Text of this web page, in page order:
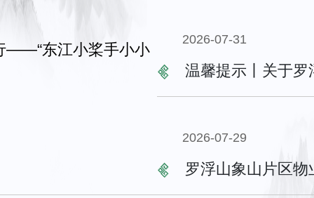
2026-07-31
温馨提示丨关于
2026-07-29
罗浮山象山片区